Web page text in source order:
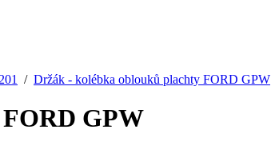
/ Držák - kolébka oblouků plachty FORD GPW
GPW